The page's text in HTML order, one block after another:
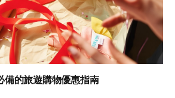
備的旅遊購物優惠指南